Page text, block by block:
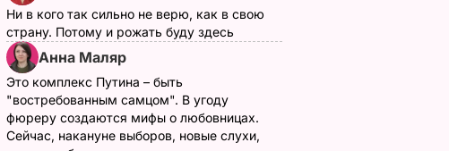
Ни в кого так сильно не верю, как в свою
страну. Потому и рожать буду здесь
Анна Маляр
Это комплекс Путина – быть
"востребованным самцом". В угоду
фюреру создаются мифы о любовницах.
Сейчас, накануне выборов, новые слухи,